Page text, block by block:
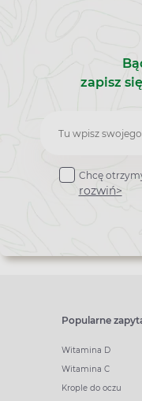
zapisz
Zapisz
do
Chcę
rozwiń>
Popularne
Witamina D
Witamina C
Krople do oczu